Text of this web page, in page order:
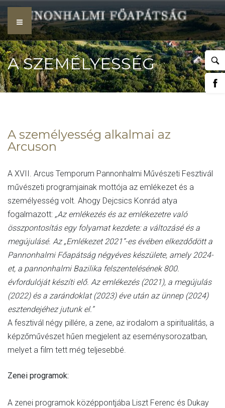
Skip
to
content
A SZEMÉLYESSÉG
A személyesség alkalmai az
Arcuson
A XVII. Arcus Temporum Pannonhalmi Művészeti Fesztivál
művészeti programjainak mottója az emlékezet és a
személyesség volt. Ahogy Dejcsics Konrád atya
fogalmazott: „Az emlékezés és az emlékezetre való
összpontosítás egy folyamat kezdete: a változásé és a
megújulásé. Az „Emlékezet 2021”-es évében elkezdődött a
Pannonhalmi Főapátság négyéves készülete, amely 2024-
et, a pannonhalmi Bazilika felszentelésének 800.
évfordulóját készíti elő. Az emlékezés (2021), a megújulás
(2022) és a zarándoklat (2023) éve után az ünnep (2024)
esztendejéhez jutunk el.”
A fesztivál négy pillére, a zene, az irodalom a spiritualitás, a
képzőművészet hűen megjelent az eseménysorozatban,
melyet a film tett még teljesebbé.
Zenei programok:
A zenei programok középpontjába Liszt Ferenc és Dukay